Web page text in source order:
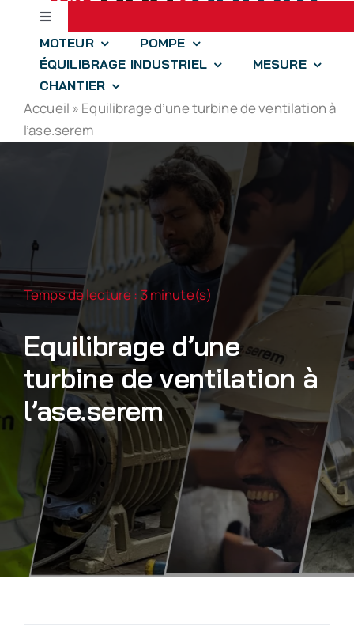
Passer
contenu
Toggle
Navigation
Accueil
jll.spear
drones-solutions
À propos
Nous rejoindre
MOTEUR
POMPE
ÉQUILIBRAGE INDUSTRIEL
MESURE
CHANTIER
Accueil » Equilibrage d’une turbine de ventilation à
l’ase.serem
Temps de lecture : 3 minute(s)
Equilibrage d’une
turbine de ventilation à
l’ase.serem